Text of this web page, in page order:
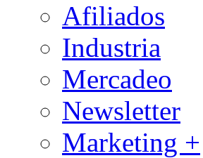
Afiliados
Industria
Mercadeo
Newsletter
Marketing +